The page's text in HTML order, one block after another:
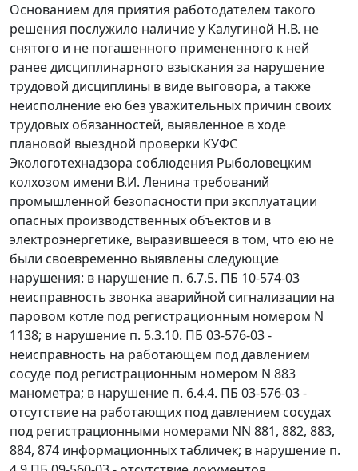
Основанием для приятия работодателем такого
решения послужило наличие у Калугиной Н.В. не
снятого и не погашенного примененного к ней
ранее дисциплинарного взыскания за нарушение
трудовой дисциплины в виде выговора, а также
неисполнение ею без уважительных причин своих
трудовых обязанностей, выявленное в ходе
плановой выездной проверки КУФС
Экологотехнадзора соблюдения Рыболовецким
колхозом имени В.И. Ленина требований
промышленной безопасности при эксплуатации
опасных производственных объектов и в
электроэнергетике, выразившееся в том, что ею не
были своевременно выявлены следующие
нарушения: в нарушение п. 6.7.5. ПБ 10-574-03
неисправность звонка аварийной сигнализации на
паровом котле под регистрационным номером N
1138; в нарушение п. 5.3.10. ПБ 03-576-03 -
неисправность на работающем под давлением
сосуде под регистрационным номером N 883
манометра; в нарушение п. 6.4.4. ПБ 03-576-03 -
отсутствие на работающих под давлением сосудах
под регистрационными номерами NN 881, 882, 883,
884, 874 информационных табличек; в нарушение п.